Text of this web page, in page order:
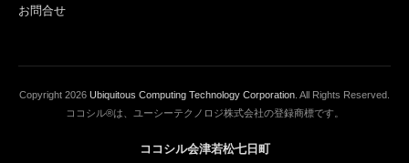
お問合せ
Copyright 2026 Ubiquitous Computing Technology Corporation . All Rights Reserved.
ココシル®は、ユーシーテクノロジ株式会社の登録商標です。
ココシル会津若松七日町